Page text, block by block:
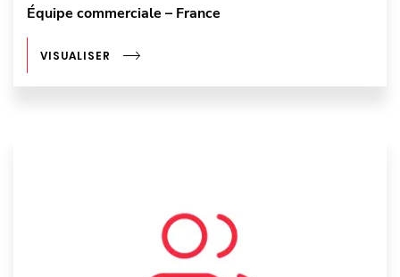
Équipe commerciale – France
VISUALISER